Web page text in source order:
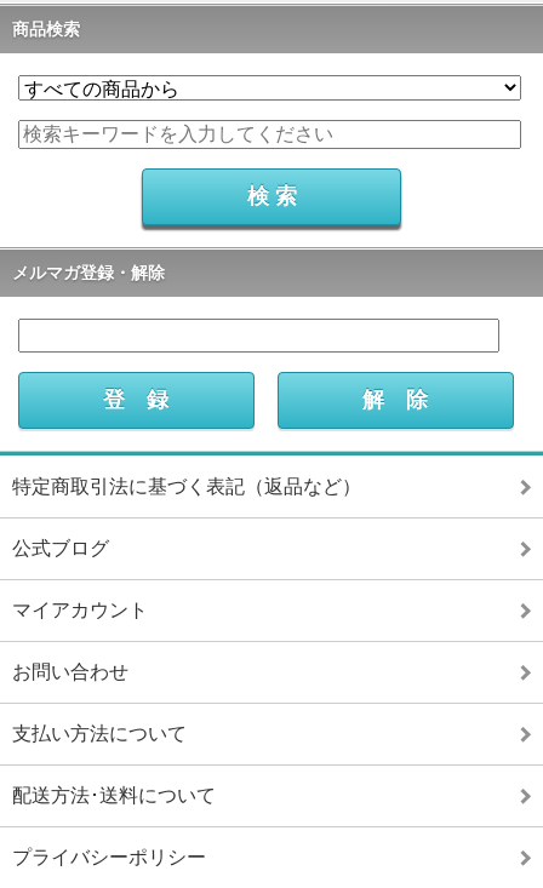
商品検索
メルマガ登録・解除
特定商取引法に基づく表記（返品など）
公式ブログ
マイアカウント
お問い合わせ
支払い方法について
配送方法･送料について
プライバシーポリシー